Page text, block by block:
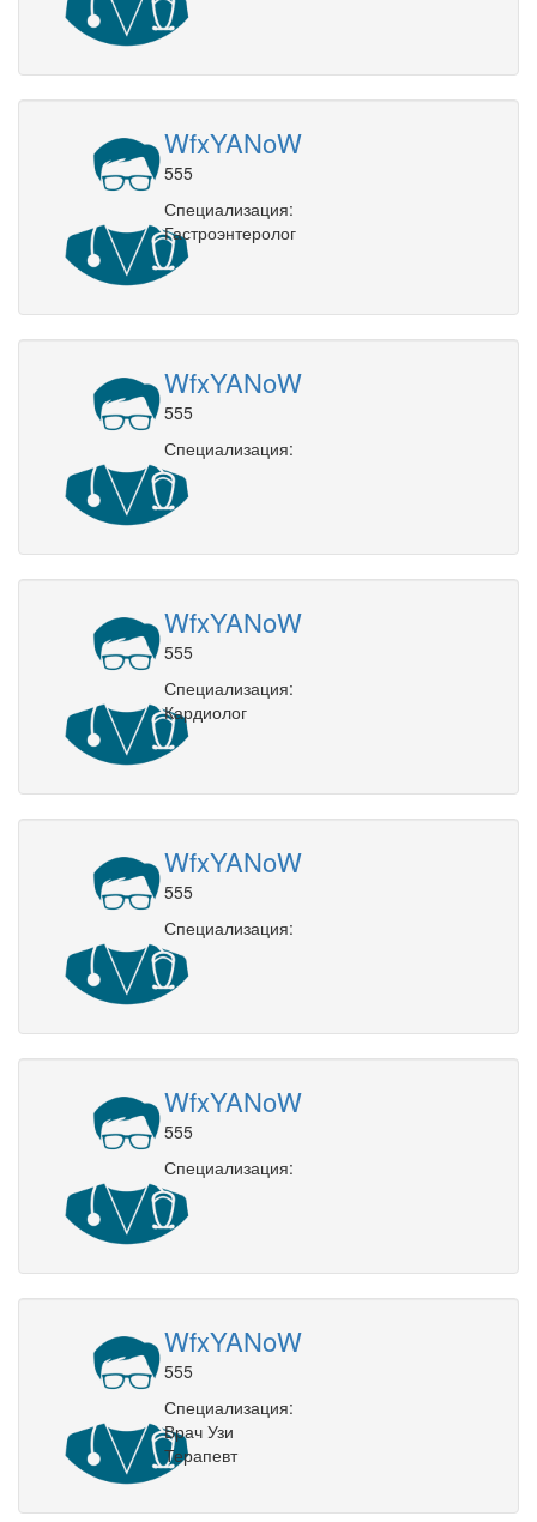
WfxYANoW
555
Специализация:
Гастроэнтеролог
WfxYANoW
555
Специализация:
WfxYANoW
555
Специализация:
Кардиолог
WfxYANoW
555
Специализация:
WfxYANoW
555
Специализация:
WfxYANoW
555
Специализация:
Врач Узи
Терапевт